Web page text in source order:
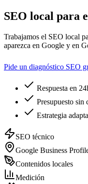
SEO local para
Trabajamos el SEO local
aparezca en Google y en
Pide un diagnóstico SEO
Respuesta en
Presupuesto sin
Estrategia
SEO técnico
Google Business
Contenidos locales
Medición